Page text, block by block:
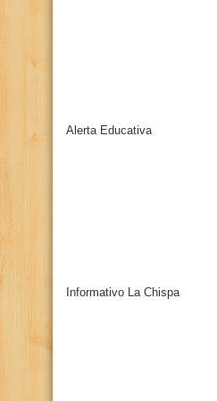
Alerta Educativa
Informativo La Chispa